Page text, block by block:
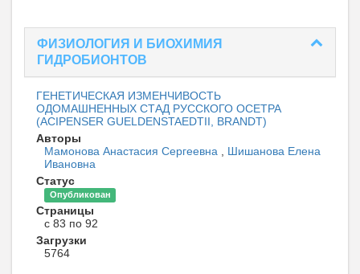
ФИЗИОЛОГИЯ И БИОХИМИЯ
ГИДРОБИОНТОВ
ГЕНЕТИЧЕСКАЯ ИЗМЕНЧИВОСТЬ
ОДОМАШНЕННЫХ СТАД РУССКОГО ОСЕТРА
(ACIPENSER GUELDENSTAEDTII, BRANDT)
Авторы
Мамонова Анастасия Сергеевна , Шишанова Елена
Ивановна
Статус
Опубликован
Страницы
с 83 по 92
Загрузки
5764